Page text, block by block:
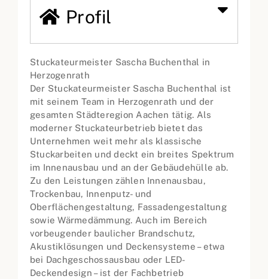
Profil
Stuckateurmeister Sascha Buchenthal in
Herzogenrath
Der Stuckateurmeister Sascha Buchenthal ist
mit seinem Team in Herzogenrath und der
gesamten Städteregion Aachen tätig. Als
moderner Stuckateurbetrieb bietet das
Unternehmen weit mehr als klassische
Stuckarbeiten und deckt ein breites Spektrum
im Innenausbau und an der Gebäudehülle ab.
Zu den Leistungen zählen Innenausbau,
Trockenbau, Innenputz- und
Oberflächengestaltung, Fassadengestaltung
sowie Wärmedämmung. Auch im Bereich
vorbeugender baulicher Brandschutz,
Akustiklösungen und Deckensysteme – etwa
bei Dachgeschossausbau oder LED-
Deckendesign – ist der Fachbetrieb